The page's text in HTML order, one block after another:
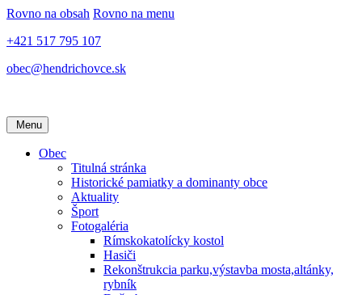
Rovno na obsah Rovno na menu
+421 517 795 107
obec@hendrichovce.sk
Menu
Obec
Titulná stránka
Historické pamiatky a dominanty obce
Aktuality
Šport
Fotogaléria
Rímskokatolícky kostol
Hasiči
Rekonštrukcia parku,výstavba mosta,altánky,
rybník